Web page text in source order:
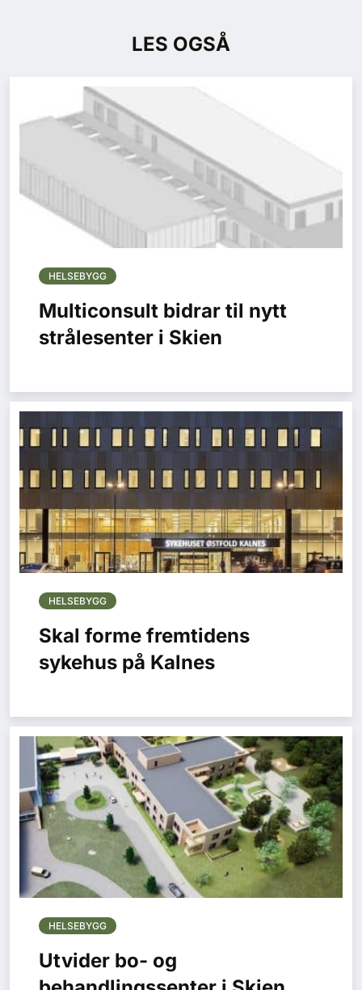
LES OGSÅ
HELSEBYGG
Multiconsult bidrar til nytt
strålesenter i Skien
HELSEBYGG
Skal forme fremtidens
sykehus på Kalnes
HELSEBYGG
Utvider bo- og